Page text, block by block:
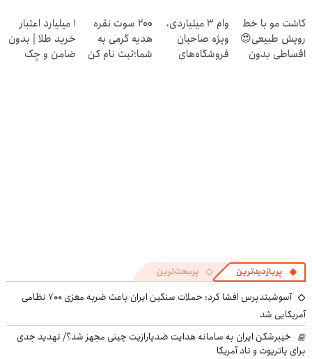
بفروش
بده 🎯
محدود)
کاشت مو با خط
رویش طبیعی😍
اقساطی بدون
وام ۳ میلیاردی،
ویژه صاحبان
فروشگاه‌های
200 سوت نقره
هدیه گرمی به
شما؛ثبت نام کن
۱ میلیارد اعتبار
خرید طلا | بدون
ضامن و چک
پربازدیدترین پربحث‌ترین
آسوشیتدپرس افشا کرد: حملات سنگین ایران باعث ضربه مغزی ۷۰۰ نظامی
آمریکایی شد
خیبرشکن ایران به سامانه هدایت ضدپارازیت چینی مجهز شد؟/ تهدید جدی
برای پاتریوت و تاد آمریکا